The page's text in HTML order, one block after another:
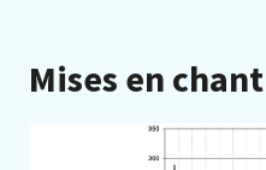
Mises en